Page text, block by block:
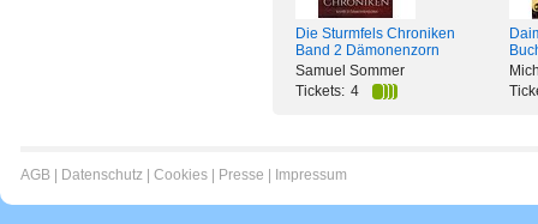
Die Sturmfels Chroniken
Band 2 Dämonenzorn
Samuel Sommer
Tickets: 4
AGB Datenschutz Cookies Presse Impressum